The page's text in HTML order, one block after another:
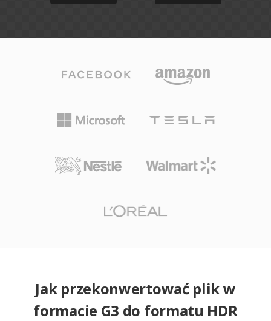
Jak przekonwertować plik w
formacie G3 do formatu HDR